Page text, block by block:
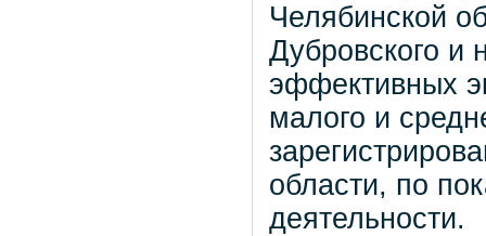
Челябинской
Дубровского и
эффективных
малого и
области, по
деятельности.